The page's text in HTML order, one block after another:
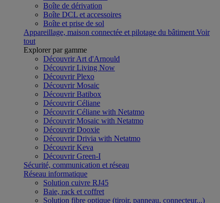
Boîte de dérivation
Boîte DCL et accessoires
Boîte et prise de sol
Appareillage, maison connectée et pilotage du bâtiment Voir
tout
Explorer par gamme
Découvrir Art d'Arnould
Découvrir Living Now
Découvrir Plexo
Découvrir Mosaic
Découvrir Batibox
Découvrir Céliane
Découvrir Céliane with Netatmo
Découvrir Mosaic with Netatmo
Découvrir Dooxie
Découvrir Drivia with Netatmo
Découvrir Keva
Découvrir Green-I
Sécurité, communication et réseau
Réseau informatique
Solution cuivre RJ45
Baie, rack et coffret
Solution fibre optique (tiroir, panneau, connecteur...)